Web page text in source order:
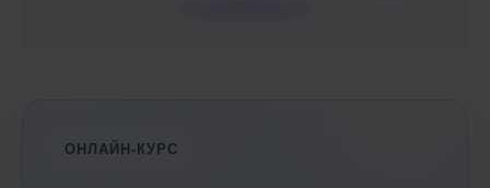
ОНЛАЙН-КУРС